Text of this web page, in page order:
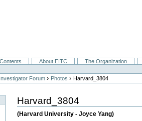
About EITC
The Organization
Forum › Photos ›Harvard_3804
Harvard_3804
(Harvard University - Joyce Yang)